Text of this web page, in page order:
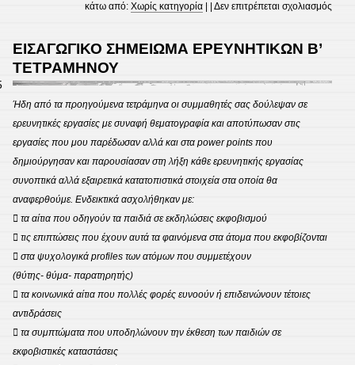
κάτω από:Χωρίς κατηγορία | |Δεν επιτρέπεται σχολιασμός
ΕΙΣΑΓΩΓΙΚΟ ΣΗΜΕΙΩΜΑ ΕΡΕΥΝΗΤΙΚΩΝ Β’
ΤΕΤΡΑΜΗΝΟΥ
Ήδη από τα προηγούμενα τετράμηνα οι συμμαθητές σας δούλεψαν σε
ερευνητικές εργασίες με συναφή θεματογραφία και αποτύπωσαν στις
εργασίες που μου παρέδωσαν αλλά και στα power points που
δημιούργησαν και παρουσίασαν στη λήξη κάθε ερευνητικής εργασίας
συνοπτικά αλλά εξαιρετικά κατατοπιστικά στοιχεία στα οποία θα
αναφερθούμε. Ενδεικτικά ασχολήθηκαν με:
 τα αίτια που οδηγούν τα παιδιά σε εκδηλώσεις εκφοβισμού
 τις επιπτώσεις που έχουν αυτά τα φαινόμενα στα άτομα που εκφοβίζονται
 στα ψυχολογικά profiles των ατόμων που συμμετέχουν
(θύτης- θύμα- παρατηρητής)
 τα κοινωνικά αίτια που πολλές φορές ευνοούν ή επιδεινώνουν τέτοιες
αντιδράσεις
 τα συμπτώματα που υποδηλώνουν την έκθεση των παιδιών σε
εκφοβιστικές καταστάσεις